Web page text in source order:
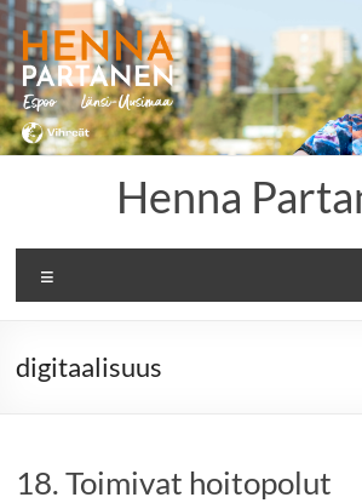
Skip
to
content
Henna
digitaalisuus
18. Toimivat hoitopolut